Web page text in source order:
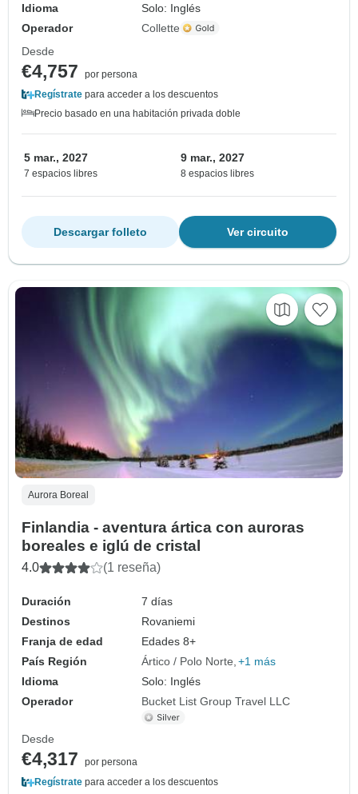
Idioma
Solo: Inglés
Operador
Collette
Desde
€4,757
por persona
Regístrate para acceder a los descuentos
Precio basado en una habitación privada doble
5 mar., 2027
7 espacios libres
9 mar., 2027
8 espacios libres
Ver circuito
Descargar folleto
Aurora Boreal
Finlandia - aventura ártica con auroras
boreales e iglú de cristal
4.0 (1 reseña)
Duración
7 días
Destinos
Rovaniemi
Franja de edad
Edades 8+
País Región
Ártico / Polo Norte +1 más
Idioma
Solo: Inglés
Operador
Bucket List Group Travel LLC
Desde
€4,317
por persona
Regístrate para acceder a los descuentos